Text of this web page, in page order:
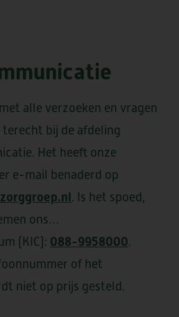
alle verzoeken en vragen
bij de afdeling
Het heeft onze
e-mail benaderd op
. Is het spoed,
ons
(KIC): 088-9958000.
of het
niet op prijs gesteld.